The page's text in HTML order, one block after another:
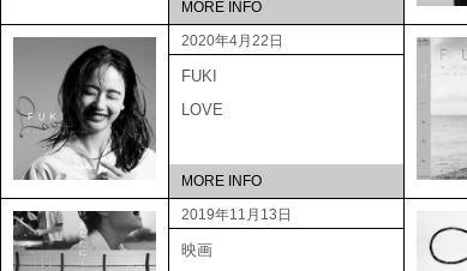
MORE INFO
2020年4月22日
FUKI
LOVE
MORE INFO
2019年11月13日
映画